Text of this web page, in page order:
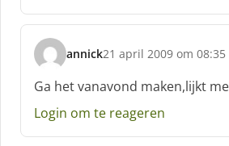
e
f
:
annick
s
c
h
r
21 april 2009 om 08:35
Ga het vanavond maken,lijkt
Login om te reageren